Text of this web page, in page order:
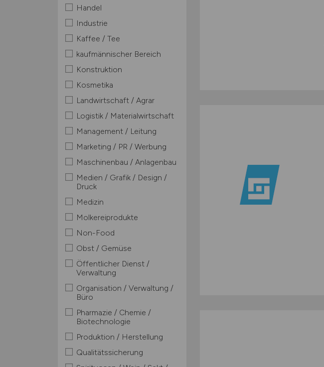
Handel
Industrie
Kaffee / Tee
kaufmännischer Bereich
Konstruktion
Kosmetika
Landwirtschaft / Agrar
Logistik / Materialwirtschaft
Management / Leitung
Marketing / PR / Werbung
Maschinenbau / Anlagenbau
Medien / Grafik / Design /
Druck
Medizin
Molkereiprodukte
Non-Food
Obst / Gemüse
Öffentlicher Dienst /
Verwaltung
Organisation / Verwaltung /
Büro
Pharmazie / Chemie /
Biotechnologie
Produktion / Herstellung
Qualitätssicherung